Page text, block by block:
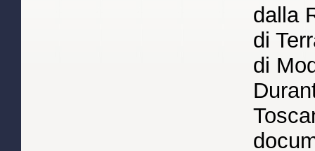
dalla
di
di